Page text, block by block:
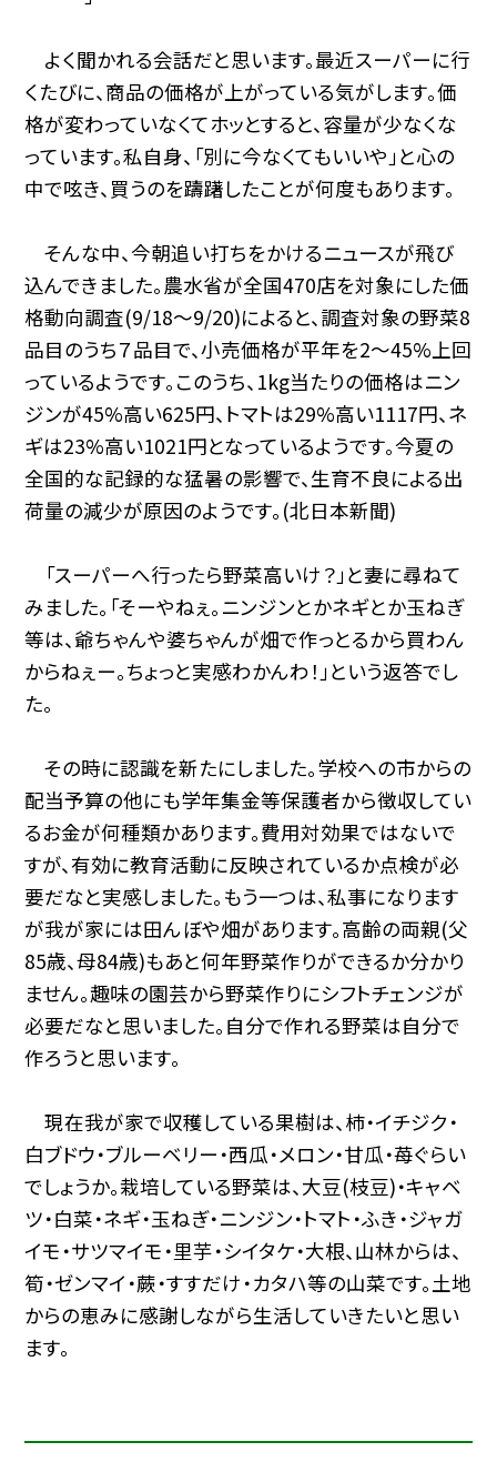
よく聞かれる会話だと思います。最近スーパーに行
くたびに、商品の価格が上がっている気がします。価
格が変わっていなくてホッとすると、容量が少なくな
っています。私自身、「別に今なくてもいいや」と心の
中で呟き、買うのを躊躇したことが何度もあります。
そんな中、今朝追い打ちをかけるニュースが飛び
込んできました。農水省が全国470店を対象にした価
格動向調査(9/18〜9/20)によると、調査対象の野菜8
品目のうち７品目で、小売価格が平年を2〜45%上回
っているようです。このうち、1kg当たりの価格はニン
ジンが45%高い625円、トマトは29%高い1117円、ネ
ギは23%高い1021円となっているようです。今夏の
全国的な記録的な猛暑の影響で、生育不良による出
荷量の減少が原因のようです。(北日本新聞)
「スーパーへ行ったら野菜高いけ？」と妻に尋ねて
みました。「そーやねぇ。ニンジンとかネギとか玉ねぎ
等は、爺ちゃんや婆ちゃんが畑で作っとるから買わん
からねぇー。ちょっと実感わかんわ！」という返答でし
た。
その時に認識を新たにしました。学校への市からの
配当予算の他にも学年集金等保護者から徴収してい
るお金が何種類かあります。費用対効果ではないで
すが、有効に教育活動に反映されているか点検が必
要だなと実感しました。もう一つは、私事になります
が我が家には田んぼや畑があります。高齢の両親(父
85歳、母84歳)もあと何年野菜作りができるか分かり
ません。趣味の園芸から野菜作りにシフトチェンジが
必要だなと思いました。自分で作れる野菜は自分で
作ろうと思います。
現在我が家で収穫している果樹は、柿・イチジク・
白ブドウ・ブルーベリー・西瓜・メロン・甘瓜・苺ぐらい
でしょうか。栽培している野菜は、大豆(枝豆)・キャベ
ツ・白菜・ネギ・玉ねぎ・ニンジン・トマト・ふき・ジャガ
イモ・サツマイモ・里芋・シイタケ・大根、山林からは、
筍・ゼンマイ・蕨・すすだけ・カタハ等の山菜です。土地
からの恵みに感謝しながら生活していきたいと思い
ます。